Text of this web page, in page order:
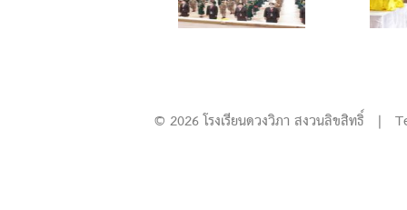
© 2026 โรงเรียนดวงวิภา สงวนลิขสิทธิ์ |